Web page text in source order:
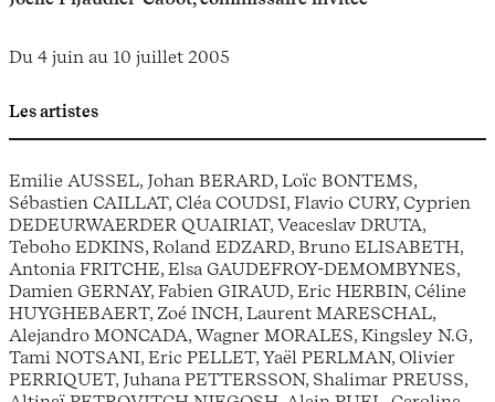
Du 4 juin au 10 juillet 2005
Les artistes
Emilie AUSSEL, Johan BERARD, Loïc BONTEMS,
Sébastien CAILLAT, Cléa COUDSI, Flavio CURY, Cyprien
DEDEURWAERDER QUAIRIAT, Veaceslav DRUTA,
Teboho EDKINS, Roland EDZARD, Bruno ELISABETH,
Antonia FRITCHE, Elsa GAUDEFROY-DEMOMBYNES,
Damien GERNAY, Fabien GIRAUD, Eric HERBIN, Céline
HUYGHEBAERT, Zoé INCH, Laurent MARESCHAL,
Alejandro MONCADA, Wagner MORALES, Kingsley N.G,
Tami NOTSANI, Eric PELLET, Yaël PERLMAN, Olivier
PERRIQUET, Juhana PETTERSSON, Shalimar PREUSS,